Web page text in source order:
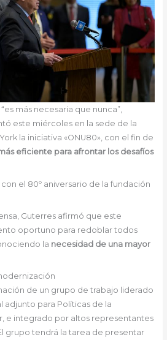
más necesaria que nunca”,
este miércoles en la sede de la
la iniciativa «ONU80», con el fin de
eficiente para afrontar los desafíos
el 80º aniversario de la fundación
Guterres afirmó que este
oportuno para redoblar todos
la necesidad de una mayor
de un grupo de trabajo liderado
adjunto para Políticas de la
e integrado por altos representantes
grupo tendrá la tarea de presentar